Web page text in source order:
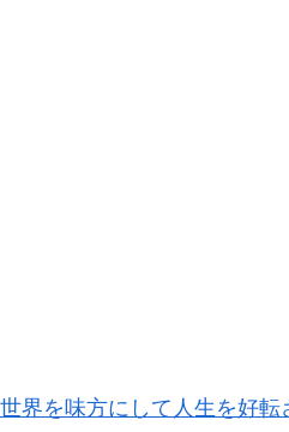
界を味方にして人生を好転